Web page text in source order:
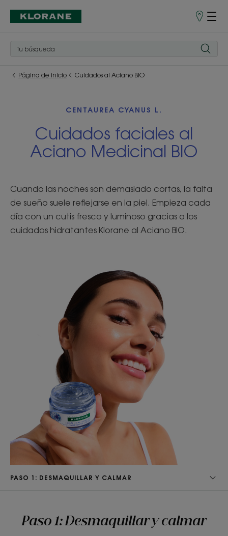
Puntos
Página de inicio Cuidados al Aciano BIO
CENTAUREA CYANUS L.
Cuidados faciales al
Aciano Medicinal BIO
Cuando las noches son demasiado cortas, la falta
de sueño suele reflejarse en la piel. Empieza cada
día con un cutis fresco y luminoso gracias a los
cuidados hidratantes Klorane al Aciano BIO.
PASO 1: DESMAQUILLAR Y CALMAR
Paso 1: Desmaquillar y calmar